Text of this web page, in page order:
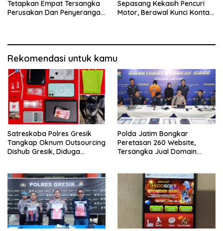
Tetapkan Empat Tersangka
Perusakan Dan Penyerangan
Sepasang Kekasih Pencuri
Motor, Berawal Kunci Kontak
Rekomendasi untuk kamu
Satreskoba Polres Gresik
Tangkap Oknum Outsourcing
Dishub Gresik, Diduga
Polda Jatim Bongkar
Peretasan 260 Website,
Tersangka Jual Domain